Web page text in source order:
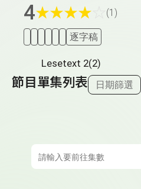
4★★★★ (1)
逐字稿
Lesetext 2(2)
節目單集列表 日期篩選